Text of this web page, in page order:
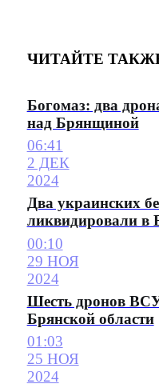
ЧИТАЙТЕ
Богомаз: два
над Брянщиной
06:41
2 ДЕК
2024
Два украинских
ликвидировали в
00:10
29 НОЯ
2024
Шесть дронов
Брянской области
01:03
25 НОЯ
2024